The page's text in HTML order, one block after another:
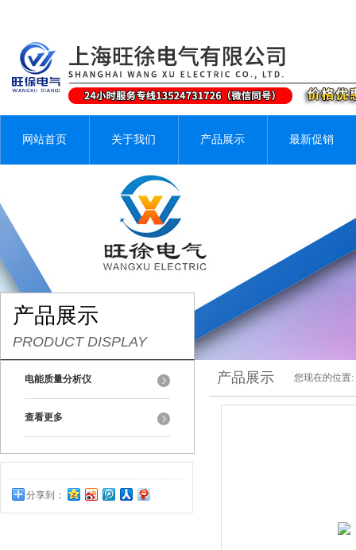
网站首页 关于我们 产品展示 最新促销
产品展示
PRODUCT DISPLAY
电能质量分析仪
查看更多
分享到：
产品展示 您现在的位置: